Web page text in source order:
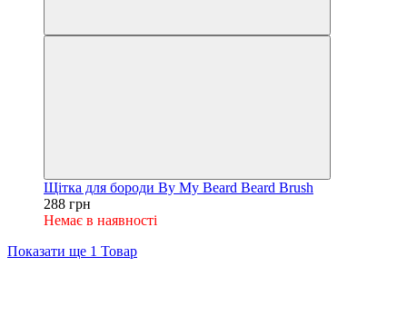
Щітка для бороди By My Beard Beard Brush
288 грн
Немає в наявності
Показати ще 1 Товар